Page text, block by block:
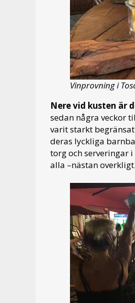
Vinprovning i
Nere vid kusten är
sedan några veckor
varit starkt
deras lyckliga
torg och serveringar
alla –nästan overkligt.